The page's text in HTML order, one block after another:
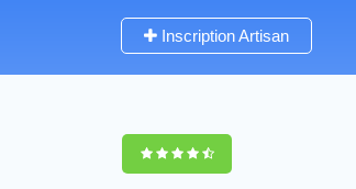
Inscription Artisan